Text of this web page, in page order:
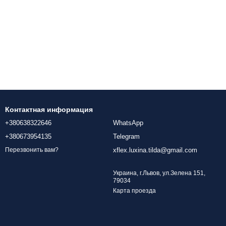
Контактная информация
+380638322646
+380673954135
Перезвонить вам?
WhatsApp
Telegram
xflex.luxina.tilda@gmail.com
Украина, г.Львов, ул.Зелена 151,
79034
Карта проезда